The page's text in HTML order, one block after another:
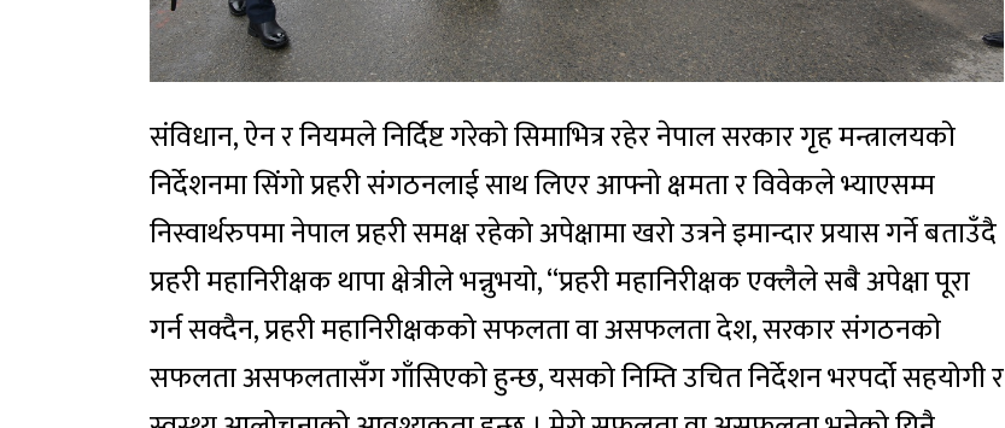
संविधान, ऐन र नियमले निर्दिष्ट गरेको सिमाभित्र रहेर नेपाल सरकार गृह मन्त्रालयको
निर्देशनमा सिंगो प्रहरी संगठनलाई साथ लिएर आफ्नो क्षमता र विवेकले भ्याएसम्म
निस्वार्थरुपमा नेपाल प्रहरी समक्ष रहेको अपेक्षामा खरो उत्रने इमान्दार प्रयास गर्ने बताउँदै
प्रहरी महानिरीक्षक थापा क्षेत्रीले भन्नुभयो, “प्रहरी महानिरीक्षक एक्लैले सबै अपेक्षा पूरा
गर्न सक्दैन, प्रहरी महानिरीक्षकको सफलता वा असफलता देश, सरकार संगठनको
सफलता असफलतासँग गाँसिएको हुन्छ, यसको निम्ति उचित निर्देशन भरपर्दो सहयोगी र